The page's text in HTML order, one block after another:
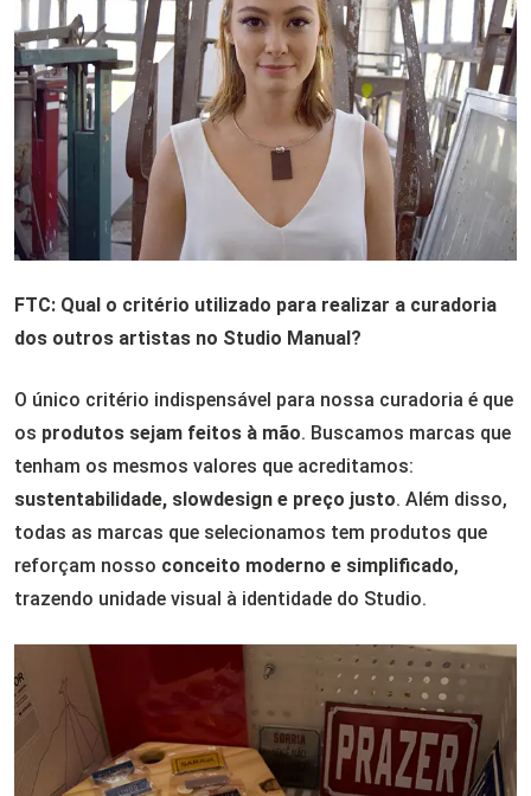
FTC: Qual o critério utilizado para realizar a curadoria
dos outros artistas no Studio Manual?
O único critério indispensável para nossa curadoria é que
os produtos sejam feitos à mão. Buscamos marcas que
tenham os mesmos valores que acreditamos:
sustentabilidade, slowdesign e preço justo. Além disso,
todas as marcas que selecionamos tem produtos que
reforçam nosso conceito moderno e simplificado,
trazendo unidade visual à identidade do Studio.